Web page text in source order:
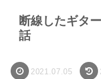
断線したギタ
話
2021.07.05